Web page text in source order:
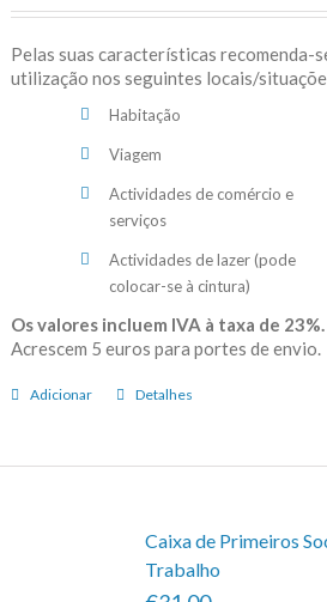
Pelas suas características recomenda-
utilização nos seguintes locais/
Habitação
Viagem
Actividades de comércio e
serviços
Actividades de lazer (pode
colocar-se à cintura)
Os valores incluem IVA à taxa de 23%.
Acrescem 5 euros para portes de envio.
Adicionar Detalhes
Caixa de Primeiros
Trabalho